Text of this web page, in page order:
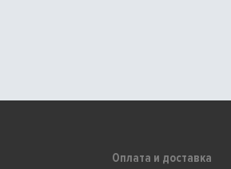
Оплата и доставка